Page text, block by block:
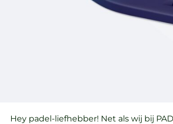
Hey padel-liefhebber! Net als wij bij